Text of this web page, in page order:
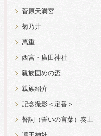
菅原天満宮
菊乃井
萬重
西宮・廣田神社
親族固めの盃
親族紹介
記念撮影＜定番＞
誓詞（誓いの言葉）奏上